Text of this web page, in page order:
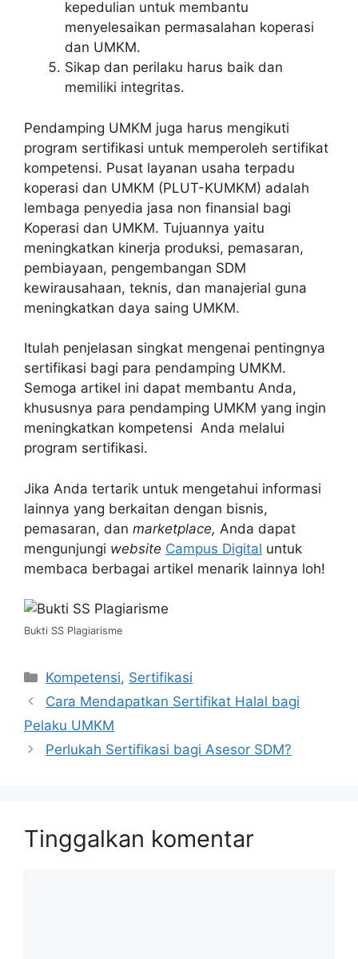
kepedulian untuk membantu
menyelesaikan permasalahan koperasi
dan UMKM.
Sikap dan perilaku harus baik dan
memiliki integritas.
Pendamping UMKM juga harus mengikuti
program sertifikasi untuk memperoleh sertifikat
kompetensi. Pusat layanan usaha terpadu
koperasi dan UMKM (PLUT-KUMKM) adalah
lembaga penyedia jasa non finansial bagi
Koperasi dan UMKM. Tujuannya yaitu
meningkatkan kinerja produksi, pemasaran,
pembiayaan, pengembangan SDM
kewirausahaan, teknis, dan manajerial guna
meningkatkan daya saing UMKM.
Itulah penjelasan singkat mengenai pentingnya
sertifikasi bagi para pendamping UMKM.
Semoga artikel ini dapat membantu Anda,
khususnya para pendamping UMKM yang ingin
meningkatkan kompetensi Anda melalui
program sertifikasi.
Jika Anda tertarik untuk mengetahui informasi
lainnya yang berkaitan dengan bisnis,
pemasaran, dan marketplace, Anda dapat
mengunjungi website Campus Digital untuk
membaca berbagai artikel menarik lainnya loh!
Bukti SS Plagiarisme
Kategori
Kompetensi, Sertifikasi
Cara Mendapatkan Sertifikat Halal bagi
Pelaku UMKM
Perlukah Sertifikasi bagi Asesor SDM?
Tinggalkan komentar